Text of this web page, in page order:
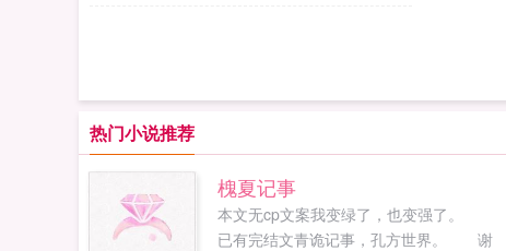
热门小说推荐
槐夏记事
本文无cp文案我变绿了，也变强了。
已有完结文青诡记事，孔方世界。 谢